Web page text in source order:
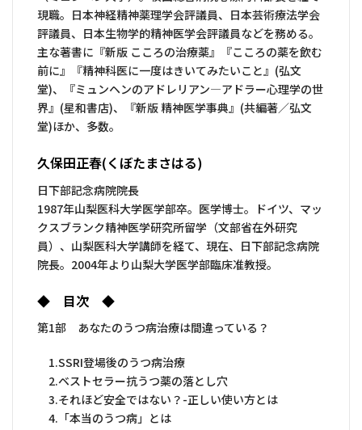
現職。日本神経精神薬理学会評議員、日本芸術療法学会
評議員、日本生物学的精神医学会評議員などを務める。
主な著書に『新版 こころの治療薬』『こころの薬を飲む
前に』『精神科医に一度はきいてみたいこと』(弘文
堂)、『ミュンヘンのアドレリアン―アドラー心理学の世
界』(星和書店)、『新版 精神医学事典』(共編著／弘文
堂)ほか、多数。
久保田正春(くぼたまさはる)
日下部記念病院院長
1987年山梨医科大学医学部卒。医学博士。ドイツ、マッ
クスブランク精神医学研究所留学（文部省在外研究
員）、山梨医科大学講師を経て、現在、日下部記念病院
院長。2004年より山梨大学医学部臨床准教授。
◆ 目次 ◆
第1部 あなたのうつ病治療は間違っている？
1.SSRI登場後のうつ病治療
2.ベストセラー抗うつ薬の落とし穴
3.それほど安全ではない？-正しい使い方とは
4.「本当のうつ病」とは